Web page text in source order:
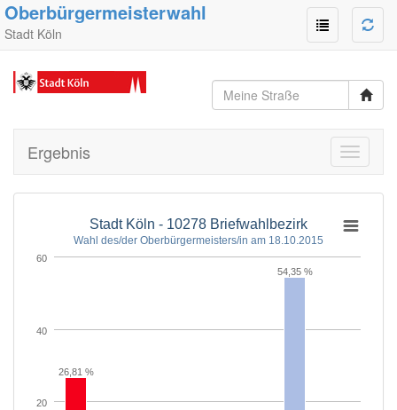
Oberbürgermeisterwahl
Stadt Köln
Toggle
Ergebnis
Stadt Köln - 10278 Briefwahlbezirk
Wahl des/der Oberbürgermeisters/in am 18.10.2015
26,81 %
54,35 %
20
40
60